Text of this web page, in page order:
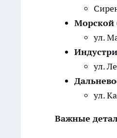
Морской
ул.
ул.
ул.
Важные